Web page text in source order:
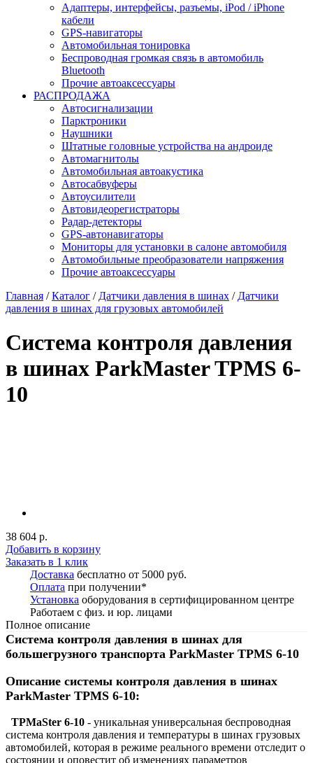
Адаптеры, интерфейсы, разъемы, iPod / iPhone
кабели
GPS-навигаторы
Автомобильная тонировка
Беспроводная громкая связь в автомобиль
Bluetooth
Прочие автоаксессуары
РАСПРОДАЖА
Автосигнализации
Парктроники
Наушники
Штатные головные устройства на андроиде
Автомагнитолы
Автомобильная автоакустика
Автосабвуферы
Автоусилители
Автовидеорегистраторы
Радар-детекторы
GPS-автонавигаторы
Мониторы для установки в салоне автомобиля
Автомобильные преобразователи напряжения
Прочие автоаксессуары
Главная /Каталог / Датчики давления в шинах / Датчики
давления в шинах для грузовых автомобилей
Система контроля давления
в шинах ParkMaster TPMS 6-
10
38 604 р.
Добавить в корзину
Заказать в 1 клик
Доставка бесплатно от 5000 руб.
Оплата при получении*
Установка оборудования в сертифицированном центре
Работаем с физ. и юр. лицами
Полное описание
Система контроля давления в шинах для
большегрузного транспорта ParkMaster TPMS 6-10
Описание системы контроля давления в шинах
ParkMaster TPMS 6-10:
TPMaSter 6-10 - уникальная универсальная беспроводная
система контроля давления и температуры в шинах грузовых
автомобилей, которая в режиме реального времени отследит о
состоянии и оповестит об изменениях параметров